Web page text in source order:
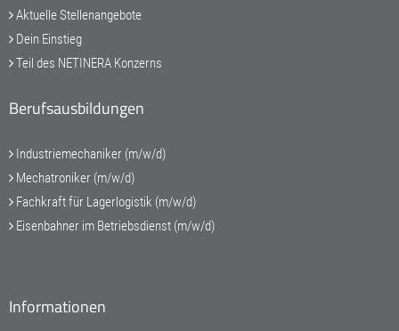
Aktuelle Stellenangebote
Dein Einstieg
Teil des NETINERA Konzerns
Berufsausbildungen
Industriemechaniker (m/w/d)
Mechatroniker (m/w/d)
Fachkraft für Lagerlogistik (m/w/d)
Eisenbahner im Betriebsdienst (m/w/d)
Informationen